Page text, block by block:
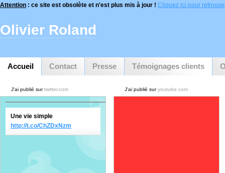
Attention : ce site est obsolète et n'est plus mis à jour ! Cliquez ici pour
Accueil Contact Presse Témoignages clients
Olivier Roland
J'ai publié surtwitter.com
Une vie simple
http://t.co/ChZDxNzm
J'ai publié suryoutube.com